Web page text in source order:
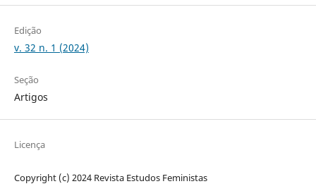
Edição
v. 32 n. 1 (2024)
Seção
Artigos
Licença
Copyright (c) 2024 Revista Estudos Feministas